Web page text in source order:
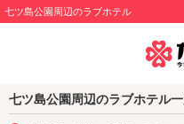
七ツ島公園周辺のラブホテル
七ツ島公園周辺のラブホテル